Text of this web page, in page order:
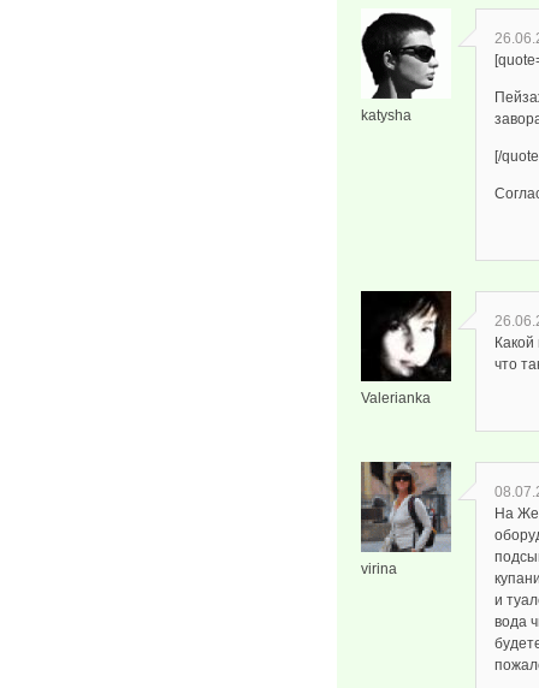
katysha
[/
Valerianka
что
virina
На
и
вода